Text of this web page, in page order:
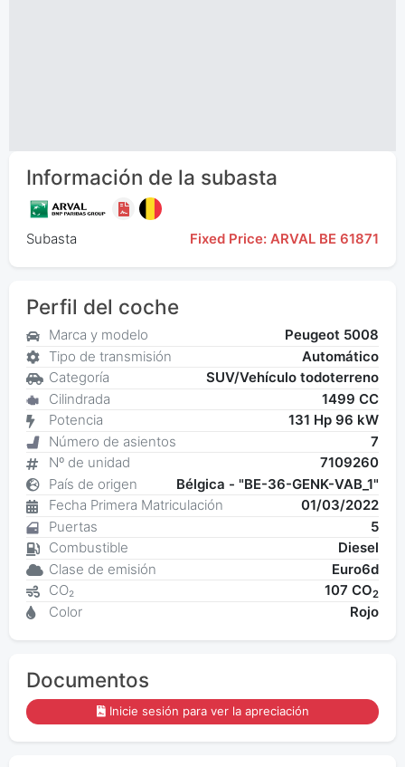
Información de la subasta
Subasta Fixed Price: ARVAL BE 61871
Perfil del coche
Marca y modelo
Peugeot 5008
Tipo de transmisión
Automático
Categoría
SUV/Vehículo todoterreno
Cilindrada
1499 CC
Potencia
131 Hp 96 kW
Número de asientos
7
Nº de unidad
7109260
País de origen
Bélgica - "BE-36-GENK-VAB_1"
Fecha Primera Matriculación
01/03/2022
Puertas
5
Combustible
Diesel
Clase de emisión
Euro6d
CO₂
107 CO2
Color Rojo
Documentos
Inicie sesión para ver la apreciación